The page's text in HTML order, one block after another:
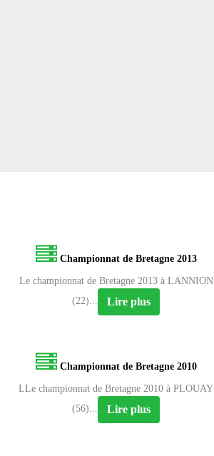
Championnat de Bretagne 2013
Le championnat de Bretagne 2013 à LANNION
(22)...
Lire plus
Championnat de Bretagne 2010
LLe championnat de Bretagne 2010 à PLOUAY
(56)...
Lire plus